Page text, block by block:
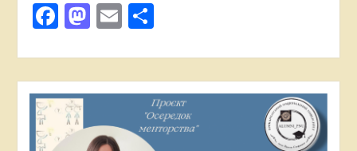
Facebook
Mastodon
EmailПоділитися